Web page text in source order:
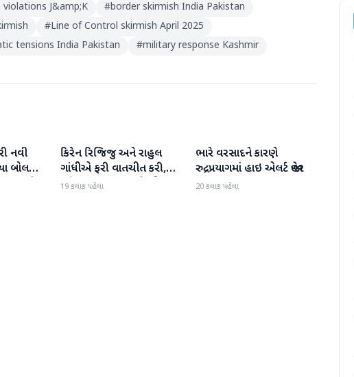
violations J&amp;K #border skirmish India Pakistan
#Line of Control skirmish April 2025
tensions India Pakistan #military response Kashmir
નવી
બોલતી
કરશે
રાષ્ટ્રીય
કિરેન રિજિજુ અને રાહુલ
ગાંધીએ ફરી વાતચીત કરી,
મહિલા અનામત અને સીમાંકન
19 કલાક પહેલા
રાષ્ટ્રીય
ભારે વરસાદને કારણે
રુદ્રપ્રયાગમાં હાઇ એલર્ટ જાહેર
20 કલાક પહેલા